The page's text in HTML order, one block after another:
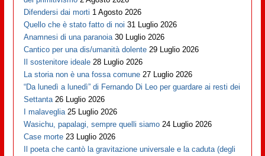
Difendersi dai morti 1 Agosto 2026
Quello che è stato fatto di noi 31 Luglio 2026
Anamnesi di una paranoia 30 Luglio 2026
Cantico per una dis/umanità dolente 29 Luglio 2026
Il sostenitore ideale 28 Luglio 2026
La storia non è una fossa comune 27 Luglio 2026
“Da lunedì a lunedì” di Fernando Di Leo per guardare ai resti dei
Settanta 26 Luglio 2026
I malaveglia 25 Luglio 2026
Wasichu, papalagi, sempre quelli siamo 24 Luglio 2026
Case morte 23 Luglio 2026
Il poeta che cantò la gravitazione universale e la caduta (degli